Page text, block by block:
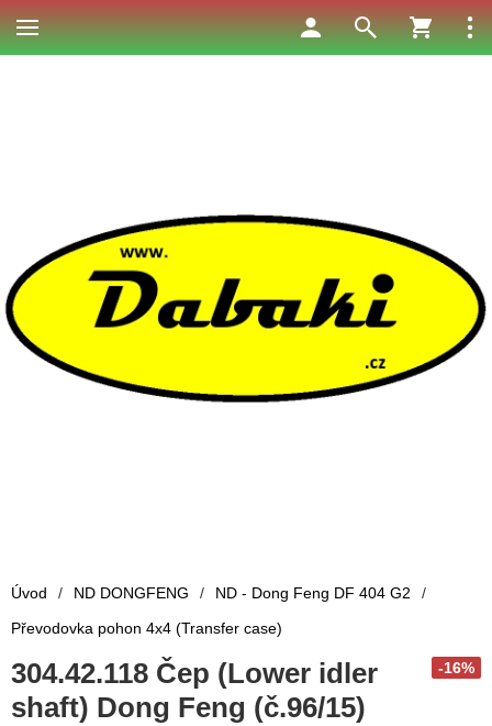
Úvod / ND DONGFENG / ND - Dong Feng DF 404 G2
/
Převodovka pohon 4x4 (Transfer case)
-16%
304.42.118 Čep (Lower idler
shaft) Dong Feng (č.96/15)